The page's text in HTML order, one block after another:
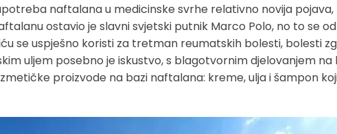
naftalana u medicinske svrhe relativno novija pojava,
ostavio je slavni svjetski putnik Marco Polo, no to se
se uspješno koristi za tretman reumatskih bolesti, bolesti
uljem posebno je iskustvo, s blagotvornim djelovanjem na
proizvode na bazi naftalana: kreme, ulja i šampon